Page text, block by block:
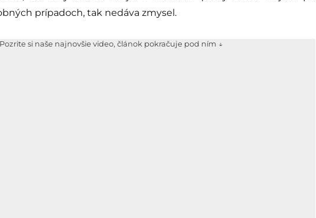
prípadoch, tak nedáva zmysel.
Pozrite si naše najnovšie video, článok pokračuje pod ním ↓